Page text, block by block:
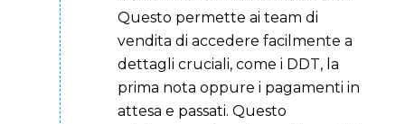
Questo permette ai team di
vendita di accedere facilmente a
dettagli cruciali, come i DDT, la
prima nota oppure i pagamenti in
attesa e passati. Questo